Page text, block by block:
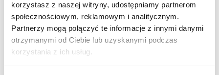
korzystasz z naszej witryny, udostępniamy partnerom
społecznościowym, reklamowym i analitycznym.
Partnerzy mogą połączyć te informacje z innymi danymi
otrzymanymi od Ciebie lub uzyskanymi podczas
korzystania z ich usług.
Natalia LL (ur. 1937)
Nr katalogowy